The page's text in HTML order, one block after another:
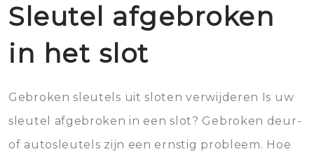
Sleutel afgebroken
in het slot
Gebroken sleutels uit sloten verwijderen Is uw
sleutel afgebroken in een slot? Gebroken deur-
of autosleutels zijn een ernstig probleem. Hoe